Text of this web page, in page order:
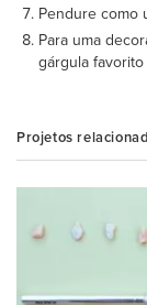
Pendure como
Para uma
gárgula
Projetos